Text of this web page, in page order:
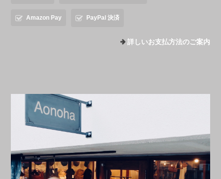
Amazon Pay PayPal 決済
詳しいお支払方法のご案内